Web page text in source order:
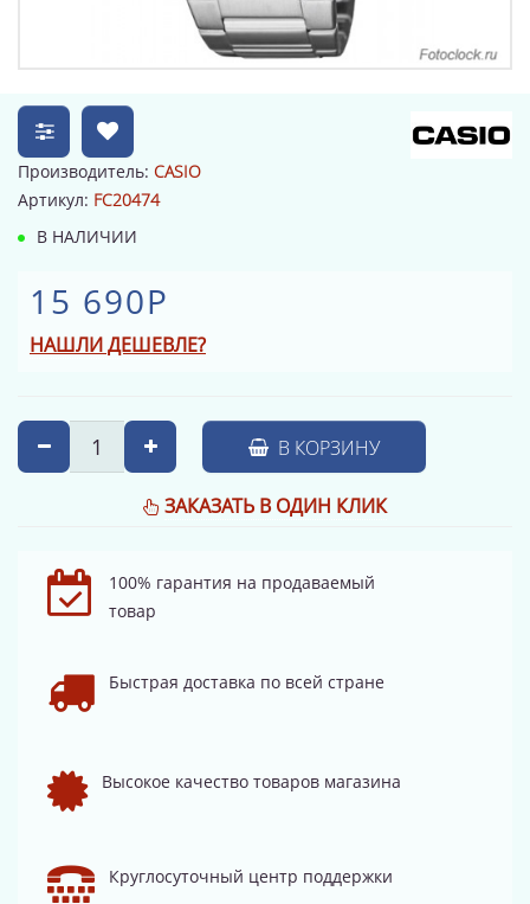
Производитель: CASIO
Артикул: FC20474
В НАЛИЧИИ
15 690Р
НАШЛИ ДЕШЕВЛЕ?
В КОРЗИНУ
ЗАКАЗАТЬ В ОДИН КЛИК
100% гарантия на продаваемый
товар
Быстрая доставка по всей стране
Высокое качество товаров магазина
Круглосуточный центр поддержки